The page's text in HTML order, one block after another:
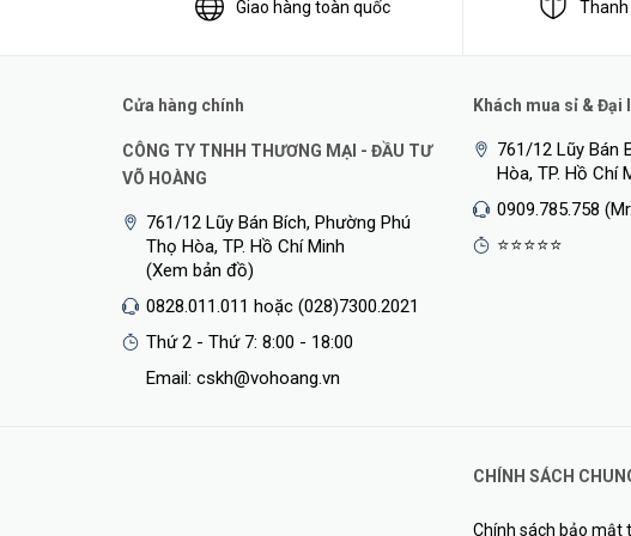
Nói một cách dễ
Giao hàng toàn quốc
Cửa hàng chính
CÔNG TY TNHH THƯƠNG MẠI - ĐẦU TƯ
VÕ HOÀNG
761/12 Lũy Bán Bích, Phường Phú
Thọ Hòa, TP. Hồ Chí Minh
(Xem bản đồ)
0828.011.011 hoặc (028)7300.2021
Thứ 2 - Thứ 7: 8:00 - 18:00
Email: cskh@vohoang.vn
Khách mua sỉ & Đại
761/12 Lũy Bán
Hòa, TP. Hồ Chí
0909.785.758
⭐⭐⭐⭐⭐
CHÍNH SÁCH
Chính sách bảo mật